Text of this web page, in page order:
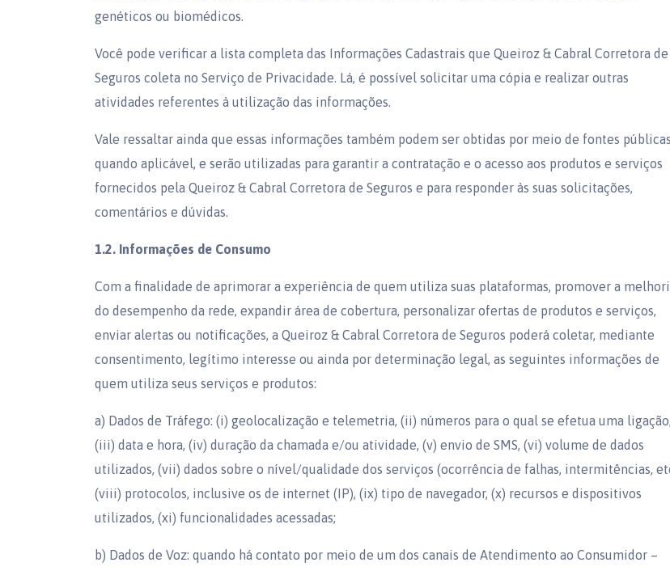
genéticos ou biomédicos.
Você pode verificar a lista completa das Informações Cadastrais que Queiroz & Cabral Corretora de
Seguros coleta no Serviço de Privacidade. Lá, é possível solicitar uma cópia e realizar outras
atividades referentes à utilização das informações.
Vale ressaltar ainda que essas informações também podem ser obtidas por meio de fontes
quando aplicável, e serão utilizadas para garantir a contratação e o acesso aos produtos e serviços
fornecidos pela Queiroz & Cabral Corretora de Seguros e para responder às suas solicitações,
comentários e dúvidas.
1.2. Informações de Consumo
Com a finalidade de aprimorar a experiência de quem utiliza suas plataformas, promover a
do desempenho da rede, expandir área de cobertura, personalizar ofertas de produtos e serviços,
enviar alertas ou notificações, a Queiroz & Cabral Corretora de Seguros poderá coletar, mediante
consentimento, legítimo interesse ou ainda por determinação legal, as seguintes informações de
quem utiliza seus serviços e produtos:
a) Dados de Tráfego: (i) geolocalização e telemetria, (ii) números para o qual se efetua uma ligação,
(iii) data e hora, (iv) duração da chamada e/ou atividade, (v) envio de SMS, (vi) volume de dados
utilizados, (vii) dados sobre o nível/qualidade dos serviços (ocorrência de falhas, intermitências,
(viii) protocolos, inclusive os de internet (IP), (ix) tipo de navegador, (x) recursos e dispositivos
utilizados, (xi) funcionalidades acessadas;
b) Dados de Voz: quando há contato por meio de um dos canais de Atendimento ao Consumidor –